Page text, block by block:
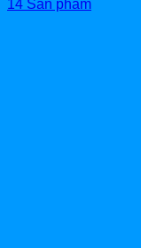
14 Sản phẩm